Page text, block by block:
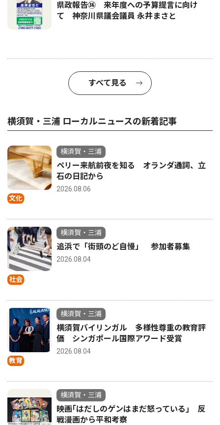
県政報告㊱ 来年度への予算提言に向け
て 神奈川県議会議員 永井まさと
すべて見る
横須賀・三浦 ローカルニュースの新着記事
文化
横須賀・三浦
ペリー来航前夜を知る オランダ通詞、立
石の日記から
2026.08.06
社会
横須賀・三浦
追浜で「街頭のど自慢」 参加者募集
2026.08.04
教育
横須賀・三浦
横須賀バイリンガル 多様性尊重の教育評
価 シンガポール国際アワード受賞
2026.08.04
横須賀・三浦
映画｢はだしのゲンはまだ怒っている｣ 反
戦漫画から平和考察